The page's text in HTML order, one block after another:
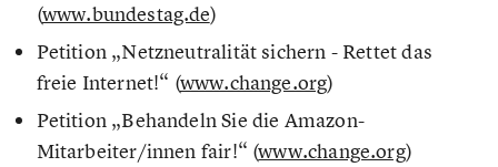
(www.bundestag.de)
Petition „Netzneutralität sichern - Rettet das
freie Internet!“ (www.change.org)
Petition „Behandeln Sie die Amazon-
Mitarbeiter/innen fair!“ (www.change.org)